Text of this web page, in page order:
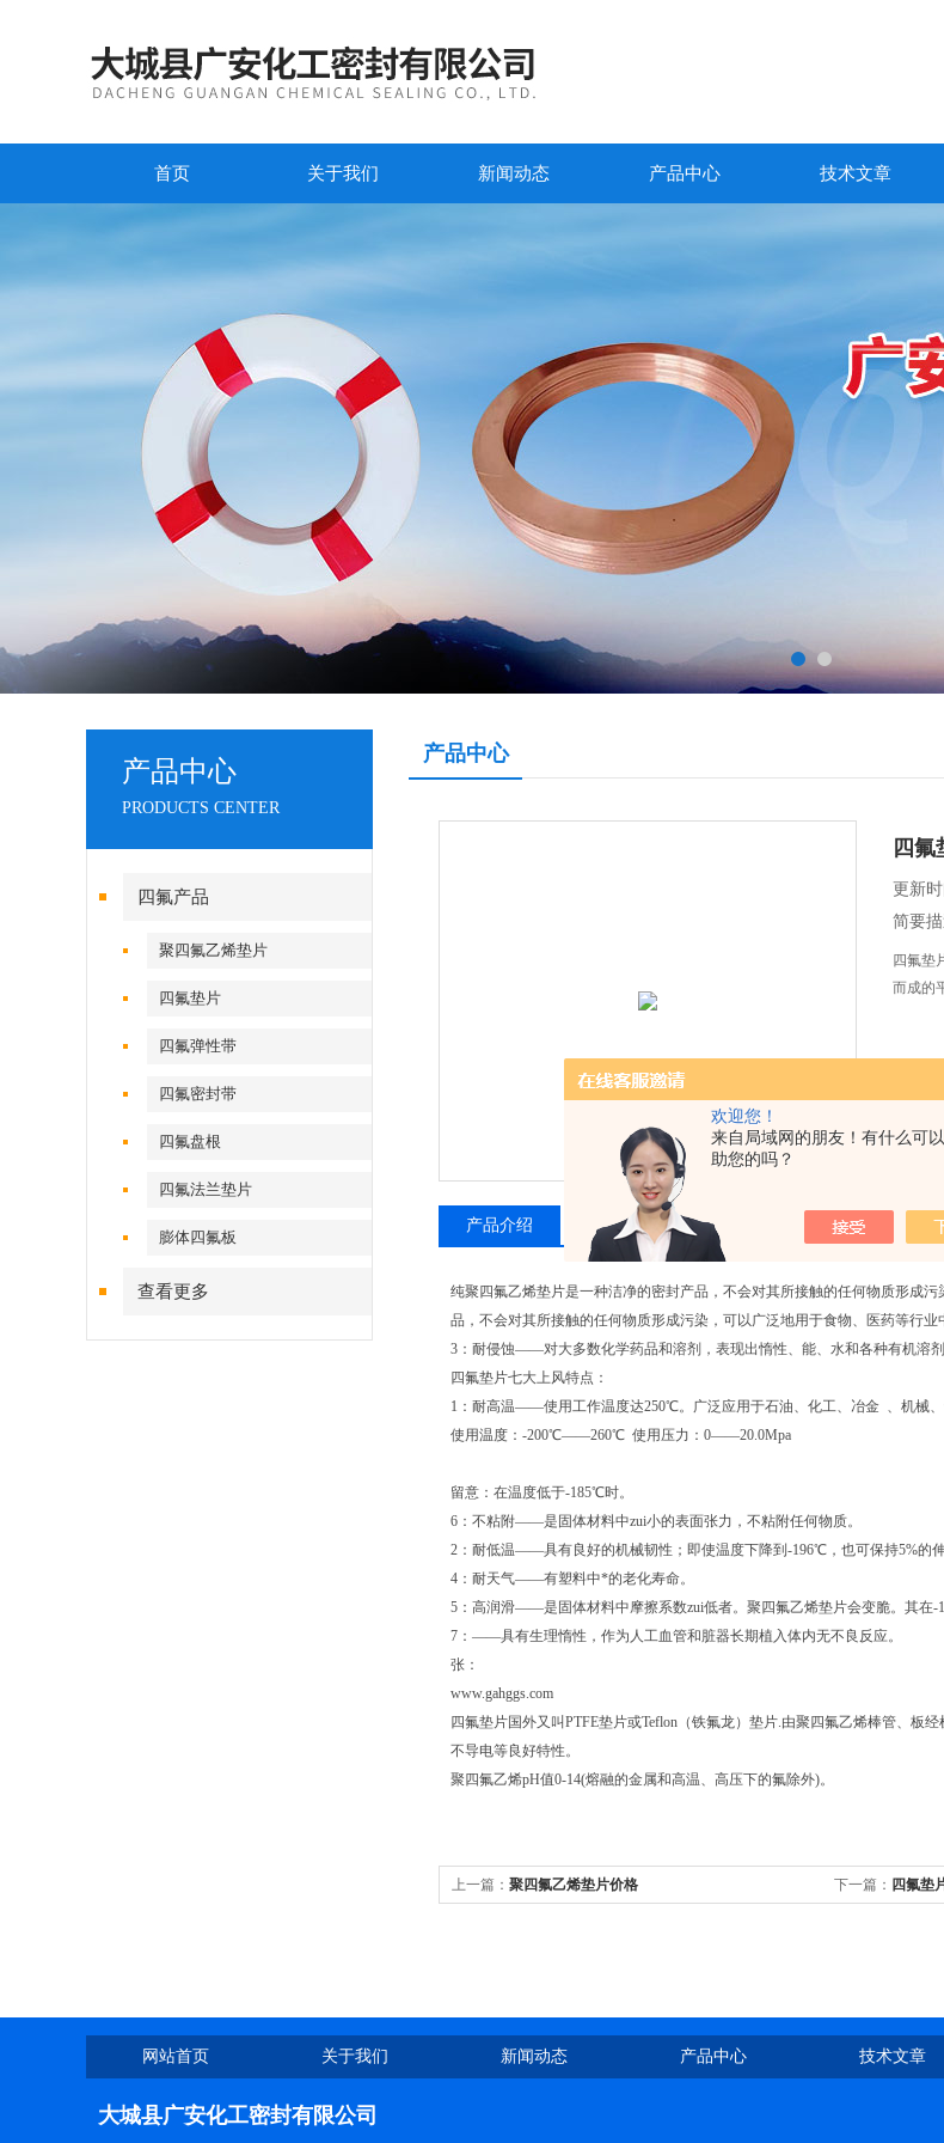
欢迎您！
来自局域网的朋友！有什么可
助您的吗？
首页 关于我们 新闻动态 产品中心 技术文章
产品中心
PRODUCTS CENTER
四氟产品
聚四氟乙烯垫片
四氟垫片
四氟弹性带
四氟密封带
四氟盘根
四氟法兰垫片
膨体四氟板
查看更多
产品中心
四氟
更新
简要描
四氟垫
而成的
产品介绍 相关产品
纯聚四氟乙烯垫片是一种洁净的密封产品，不会对其所接触的任何物质形成
品，不会对其所接触的任何物质形成污染，可以广泛地用于食物、医药等行业
3：耐侵蚀——对大多数化学药品和溶剂，表现出惰性、能、水和各种有机溶剂
四氟垫片七大上风特点：
1：耐高温——使用工作温度达250℃。广泛应用于石油、化工、冶金 、机械、
使用温度：-200℃——260℃ 使用压力：0——20.0Mpa
留意：在温度低于-185℃时。
6：不粘附——是固体材料中zui小的表面张力，不粘附任何物质。
2：耐低温——具有良好的机械韧性；即使温度下降到-196℃，也可保持5%的伸
4：耐天气——有塑料中*的老化寿命。
5：高润滑——是固体材料中摩擦系数zui低者。聚四氟乙烯垫片会变脆。其在-
7：——具有生理惰性，作为人工血管和脏器长期植入体内无不良反应。
张：
www.gahggs.com
四氟垫片国外又叫PTFE垫片或Teflon（铁氟龙）垫片.由聚四氟乙烯棒管、
不导电等良好特性。
聚四氟乙烯pH值0-14(熔融的金属和高温、高压下的氟除外)。
上一篇： 聚四氟乙烯垫片价格 下一篇： 四氟垫
网站首页 关于我们 新闻动态 产品中心 技术文章
大城县广安化工密封有限公司